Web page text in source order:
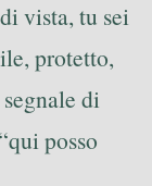
vista, tu sei
protetto,
di
posso